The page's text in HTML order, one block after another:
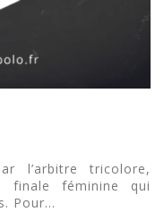
l’arbitre tricolore,
finale féminine qui
Pour...